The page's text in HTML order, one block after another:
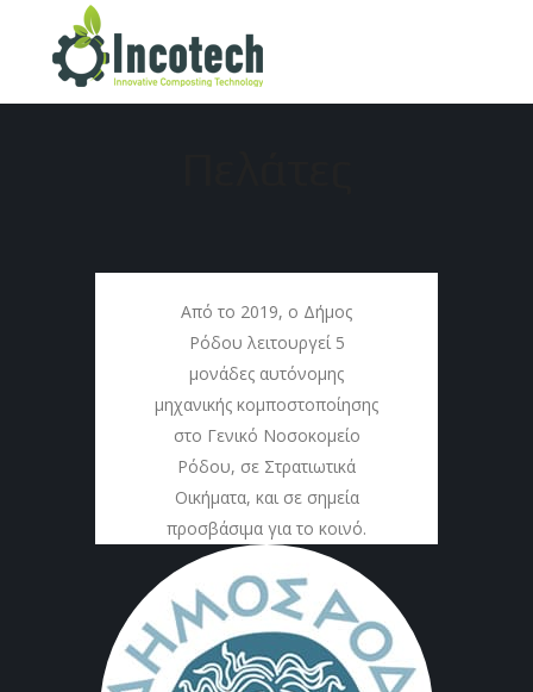
Από το 2019, ο Δήμος
Ρόδου λειτουργεί 5
μονάδες αυτόνομης
μηχανικής κομποστοποίησης
στο Γενικό Νοσοκομείο
Ρόδου, σε Στρατιωτικά
Οικήματα, και σε σημεία
προσβάσιμα για το κοινό.